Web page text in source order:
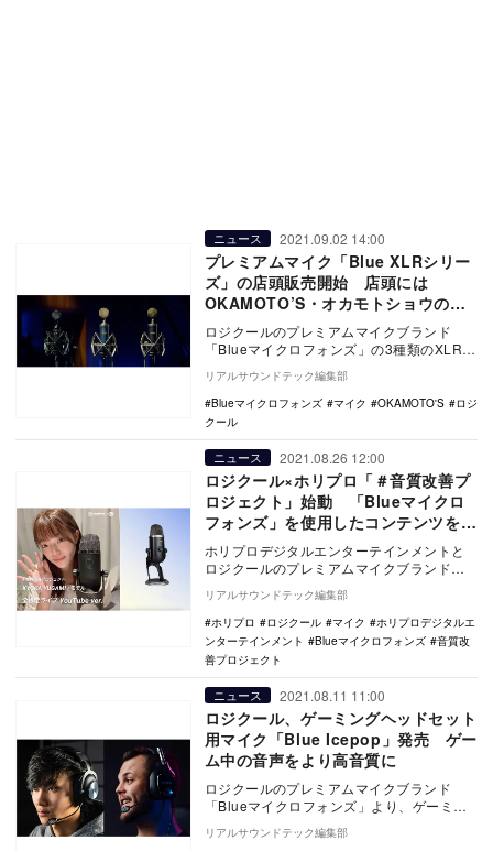
ニュース 2021.09.02 14:00
プレミアムマイク「Blue XLRシリー
ズ」の店頭販売開始 店頭には
OKAMOTO’S・オカモトショウのス
ペシャルPOPを設置
ロジクールのプレミアムマイクブランド
「Blueマイクロフォンズ」の3種類のXLRマ
イク「Blue XLRシリーズ」が店頭販売を
開…
リアルサウンドテック編集部
Blueマイクロフォンズ
マイク OKAMOTO'S
ロジ
クール
ニュース 2021.08.26 12:00
ロジクール×ホリプロ「＃音質改善プ
ロジェクト」始動 「Blueマイクロ
フォンズ」を使用したコンテンツを
SNSで配信
ホリプロデジタルエンターテインメントと
ロジクールのプレミアムマイクブランド
「Blueマイクロフォンズ」がタッグを組
み、「＃音質改…
リアルサウンドテック編集部
ホリプロ
ロジクール マイク
ホリプロデジタルエ
ンターテインメント
Blueマイクロフォンズ
音質改
善プロジェクト
ニュース 2021.08.11 11:00
ロジクール、ゲーミングヘッドセット
用マイク「Blue Icepop」発売 ゲー
ム中の音声をより高音質に
ロジクールのプレミアムマイクブランド
「Blueマイクロフォンズ」より、ゲーミン
グヘッドセット用のマイク「Blue Icepop」
…
リアルサウンドテック編集部